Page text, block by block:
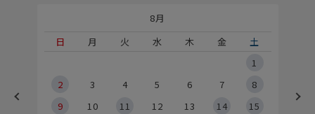
8月
日
月 火 水 木 金
土
1
2
3 4 5 6 7
8
9
10 11 12 13 14
15